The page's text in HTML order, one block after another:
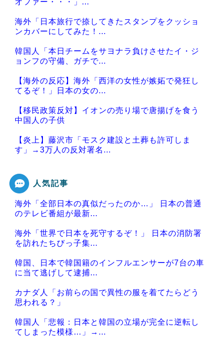
オファー・・・」...
海外「日本旅行で捺してきたスタンプをクッショ
ンカバーにしてみた！...
韓国人「本日チームをサヨナラ負けさせたイ・ジ
ョンフの守備、ガチで...
【海外の反応】海外「西洋の女性が嫉妬で発狂し
てるぞ！」日本の女の...
【移民政策反対】イオンの売り場で唐揚げを食う
中国人の子供
【炎上】藤沢市「モスク建設と土葬も許可しま
す」→3万人の反対署名...
Powered by livedoor 相互RSS
人気記事
海外「全部日本の真似だったのか…」 日本の普通
のテレビ番組が最新...
海外「世界で日本を死守するぞ！」 日本の消防署
を訪れたちびっ子集...
韓国、日本で韓国籍のインフルエンサーが7台の車
に当て逃げして逮捕...
カナダ人「お前らの国で異性の服を着てたらどう
思われる？」
韓国人「悲報：日本と韓国の立場が完全に逆転し
てしまった模様…」→...